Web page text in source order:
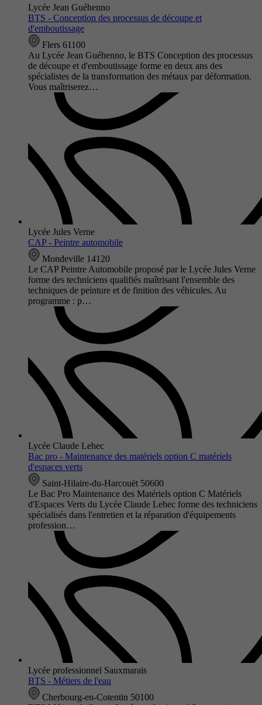
Lycée Jean Guéhenno
BTS - Conception des processus de découpe et
d'emboutissage
Flers 61100
Au Lycée Jean Guéhenno, le BTS Conception des processus
de découpe et d'emboutissage forme en deux ans des
spécialistes de la transformation des métaux par déformation.
Vous maîtriserez…
Lycée Jules Verne
CAP - Peintre automobile
Mondeville 14120
Le CAP Peintre Automobile proposé par le Lycée Jules Verne
forme des techniciens qualifiés maîtrisant l'ensemble des
techniques de peinture et de finition des véhicules. Au
programme : p…
Lycée Claude Lehec
Bac pro - Maintenance des matériels option C matériels
d'espaces verts
Saint-Hilaire-du-Harcouët 50600
Le Bac Pro Maintenance des Matériels option C Matériels
d'Espaces Verts du Lycée Claude Lehec forme des techniciens
spécialisés dans l'entretien et la réparation d'équipements
profession…
Lycée professionnel Sauxmarais
BTS - Métiers de l'eau
Cherbourg-en-Cotentin 50100